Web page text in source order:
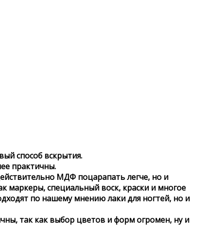
способ вскрытия.
практичны.
МДФ поцарапать легче, но и
маркеры, специальный воск, краски и многое
по нашему мнению лаки для ногтей, но и
так как выбор цветов и форм огромен, ну и